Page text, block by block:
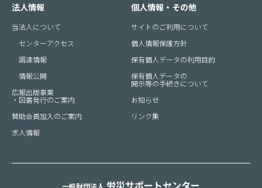
法人情報
当法人について
センターアクセス
調達情報
情報公開
広報出版事業
・図書発行のご案内
賛助会員加入のご案内
求人情報
個人情報・その他
サイトのご利用について
個人情報保護方針
保有個人データの利用目的
保有個人データの
開示等の手続きについて
お知らせ
リンク集
一般財団法人 労災サポートセンター